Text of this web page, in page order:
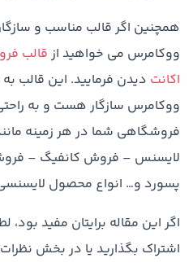
همچنین اگر قالب مناسب و
ووکامرس می خواهید از قالب
اکانت دیدن فرمایید. این قالب
ووکامرس سازگار هست و به
فروشگاهی شما در هر زمینه
لایسنس – فروش کانفیگ –
پسورد و… انواع محصول
اگر این مقاله برایتان مفید بود،
اشتراک بگذارید یا در بخش